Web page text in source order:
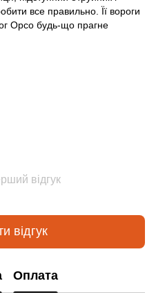
все правильно. Її вороги
Орсо будь-що прагне
відгук
відгук
Оплата